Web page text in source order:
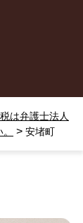
か？
の家から追
は弁護士法人
> 安堵町